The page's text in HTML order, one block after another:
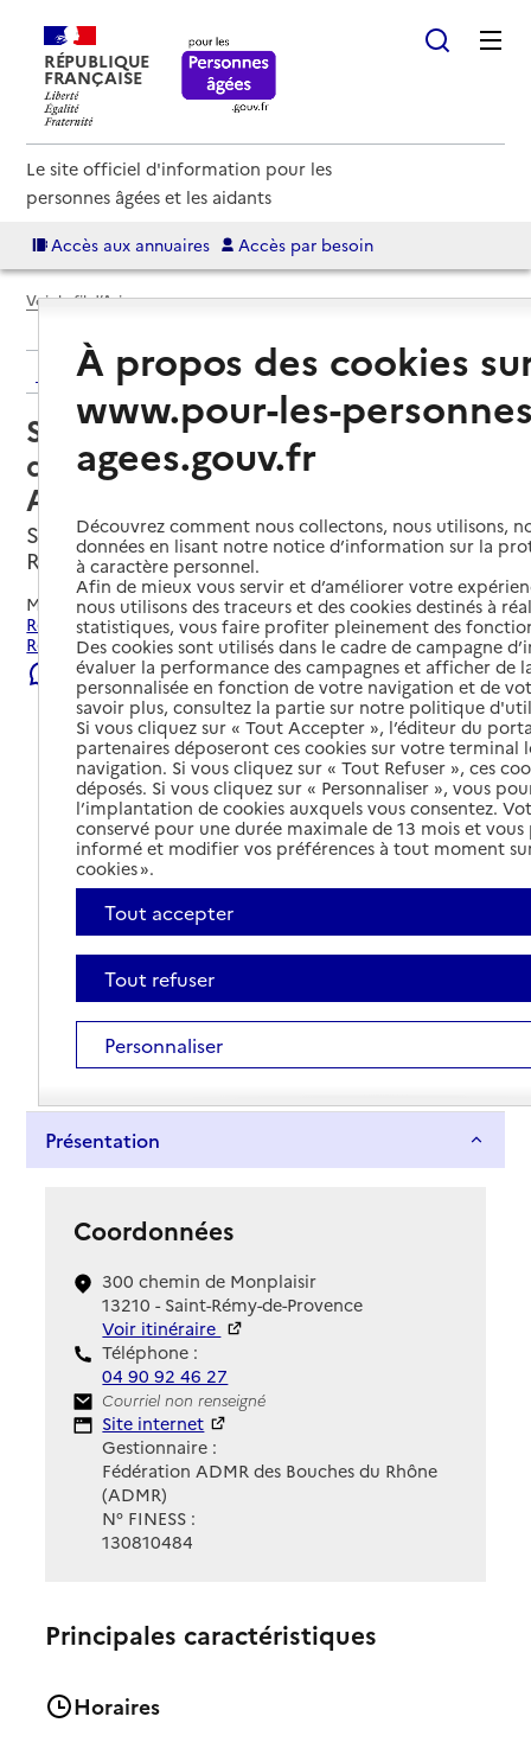
RÉPUBLIQUE
FRANÇAISE
Le site officiel d'information pour les
personnes âgées et les aidants
Accès aux annuaires Accès par besoin
Voir le fil d’Ariane
Retour aux résultats de l'annuaire
Service de soins infirmiers à
domicile – SSIAD ADMR des
Alpilles
Saint-Rémy-de-Provence, BOUCHES-DU-
RHONE
Mis à jour le04/08/2026
Rechercher les établissements et services autour de Saint-
Rémy-de-Provence.
Signaler une erreur
Présentation
Coordonnées
300 chemin de Monplaisir
13210 - Saint-Rémy-de-Provence
Voir itinéraire
Téléphone :
04 90 92 46 27
Contact
Courriel non renseigné
Site Internet
Site internet
Gestionnaire :
Fédération ADMR des Bouches du Rhône
(ADMR)
N° FINESS :
130810484
Principales caractéristiques
Horaires
À propos des cookies
www.pour-les-
agees.gouv.fr
Découvrez comment nous collectons, nous utilisons,
données en lisant notre notice d’information sur la
à caractère personnel.
Afin de mieux vous servir et d’améliorer votre
nous utilisons des traceurs et des cookies destinés à
statistiques, vous faire profiter pleinement des
Des cookies sont utilisés dans le cadre de campagne
évaluer la performance des campagnes et afficher de
personnalisée en fonction de votre navigation et de
savoir plus, consultez la partie sur notre politique
Si vous cliquez sur « Tout Accepter », l’éditeur du
partenaires déposeront ces cookies sur votre terminal
navigation. Si vous cliquez sur « Tout Refuser », ces
déposés. Si vous cliquez sur « Personnaliser », vous
l’implantation de cookies auxquels vous consentez.
conservé pour une durée maximale de 13 mois et
informé et modifier vos préférences à tout moment
cookies ».
Tout accepter
Tout refuser
Personnaliser